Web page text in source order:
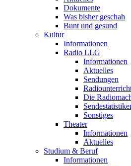
Dokumente
Was bisher geschah
Bunt und gesund
Kultur
Informationen
Radio LLG
Informationen
Aktuelles
Sendungen
Die
Sonstiges
Theater
Informationen
Aktuelles
Studium & Beruf
Informationen